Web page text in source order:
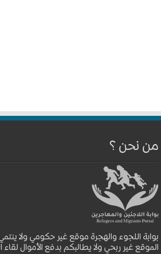
من نحن ؟
الموقع غير ربحي ولا يطالبكم بدفع الأموال